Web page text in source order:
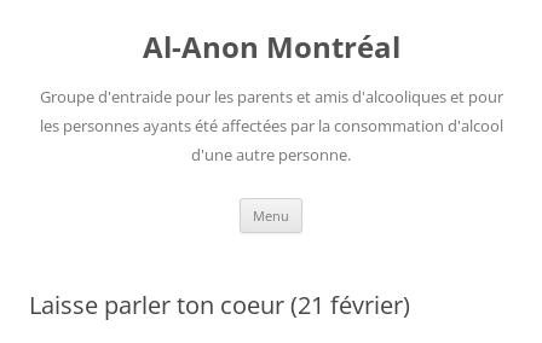
Al-Anon Montréal
Groupe d'entraide pour les parents et amis d'alcooliques et pour
les personnes ayants été affectées par la consommation d'alcool
d'une autre personne.
Menu
Laisse parler ton coeur (21 février)